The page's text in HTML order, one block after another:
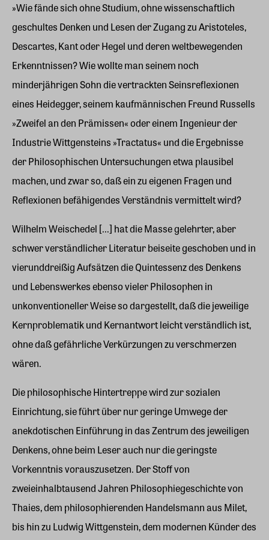
»Wie fände sich ohne Studium, ohne wissenschaftlich
geschultes Denken und Lesen der Zugang zu Aristoteles,
Descartes, Kant oder Hegel und deren weltbewegenden
Erkenntnissen? Wie wollte man seinem noch
minderjährigen Sohn die vertrackten Seinsreflexionen
eines Heidegger, seinem kaufmännischen Freund Russells
»Zweifel an den Prämissen« oder einem Ingenieur der
Industrie Wittgensteins »Tractatus« und die Ergebnisse
der Philosophischen Untersuchungen etwa plausibel
machen, und zwar so, daß ein zu eigenen Fragen und
Reflexionen befähigendes Verständnis vermittelt wird?
Wilhelm Weischedel [...] hat die Masse gelehrter, aber
schwer verständlicher Literatur beiseite geschoben und in
vierunddreißig Aufsätzen die Quintessenz des Denkens
und Lebenswerkes ebenso vieler Philosophen in
unkonventioneller Weise so dargestellt, daß die jeweilige
Kernproblematik und Kernantwort leicht verständlich ist,
ohne daß gefährliche Verkürzungen zu verschmerzen
wären.
Die philosophische Hintertreppe wird zur sozialen
Einrichtung, sie führt über nur geringe Umwege der
anekdotischen Einführung in das Zentrum des jeweiligen
Denkens, ohne beim Leser auch nur die geringste
Vorkenntnis vorauszusetzen. Der Stoff von
zweieinhalbtausend Jahren Philosophiegeschichte von
Thaies, dem philosophierenden Handelsmann aus Milet,
bis hin zu Ludwig Wittgenstein, dem modernen Künder des